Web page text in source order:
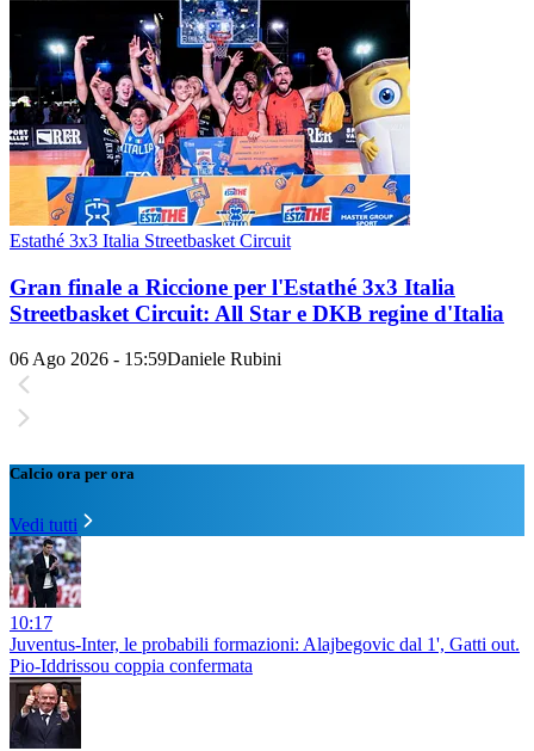
Estathé 3x3 Italia Streetbasket Circuit
Gran finale a Riccione per l'Estathé 3x3 Italia
Streetbasket Circuit: All Star e DKB regine d'Italia
06 Ago 2026 - 15:59Daniele Rubini
Calcio ora per ora
Vedi tutti
10:17
Juventus-Inter, le probabili formazioni: Alajbegovic dal 1', Gatti out.
Pio-Iddrissou coppia confermata